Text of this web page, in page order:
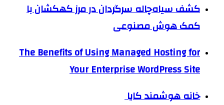
کشف سیاه‌چاله سرگردان در مرز کهکشان با
کمک هوش مصنوعی
The Benefits of Using Managed Hosting for
Your Enterprise WordPress Site
خانه هوشمند کایا